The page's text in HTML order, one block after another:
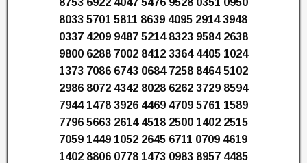
8753 6922 4047 5476 9528 0351 0950
8033 5701 5811 8639 4095 2914 3948
0337 4209 9487 5214 8323 9584 2638
9800 6288 7002 8412 3364 4405 1024
1373 7086 6743 0684 7258 8464 5102
2986 8072 4342 8028 6262 3729 8594
7944 1478 3926 4469 4709 5761 1589
7796 5663 2614 4518 2500 1402 2515
7059 1449 1052 2645 6711 0709 4619
1402 8806 0778 1473 0983 8957 4485